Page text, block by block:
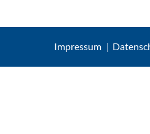
Impressum